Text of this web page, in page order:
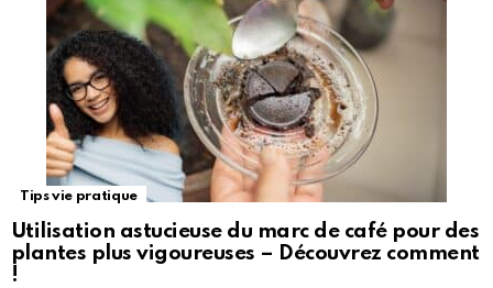
Tips vie pratique
Utilisation astucieuse du marc de café pour des
plantes plus vigoureuses – Découvrez comment
!